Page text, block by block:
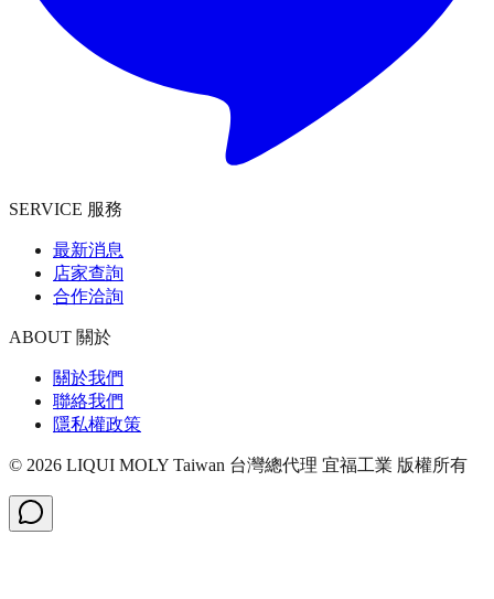
SERVICE 服務
最新消息
店家查詢
合作洽詢
ABOUT 關於
關於我們
聯絡我們
隱私權政策
© 2026 LIQUI MOLY Taiwan 台灣總代理 宜福工業 版權所有